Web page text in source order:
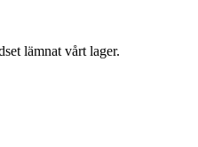
lämnat vårt lager.